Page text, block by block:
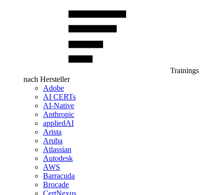
Trainings
nach Hersteller
Adobe
AI CERTs
AI-Native
Anthropic
appliedAI
Arista
Aruba
Atlassian
Autodesk
AWS
Barracuda
Brocade
CertNexus